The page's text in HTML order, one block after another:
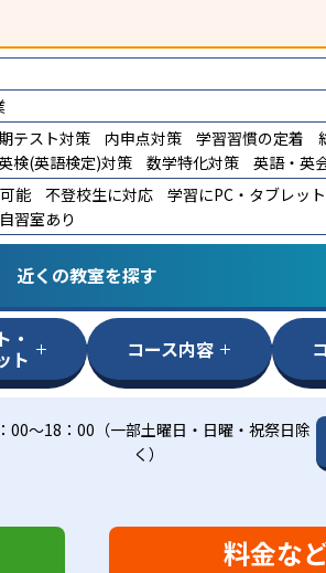
テスト対策 内申点対策 学習習慣の定着
検(英語検定)対策 数学特化対策 英語・英
能 不登校生に対応 学習にPC・タブレッ
自習室あり
近くの教室を探す
・
ト コース内容
00～18：00（一部土曜日・日曜・祝祭日除
く）
料金な